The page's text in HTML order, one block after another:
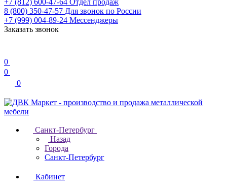
+7 (812) 600-47-64 Отдел продаж
8 (800) 350-47-57 Для звонок по России
+7 (999) 004-89-24 Мессенджеры
Заказать звонок
0
0
0
Санкт-Петербург
Назад
Города
Санкт-Петербург
Кабинет